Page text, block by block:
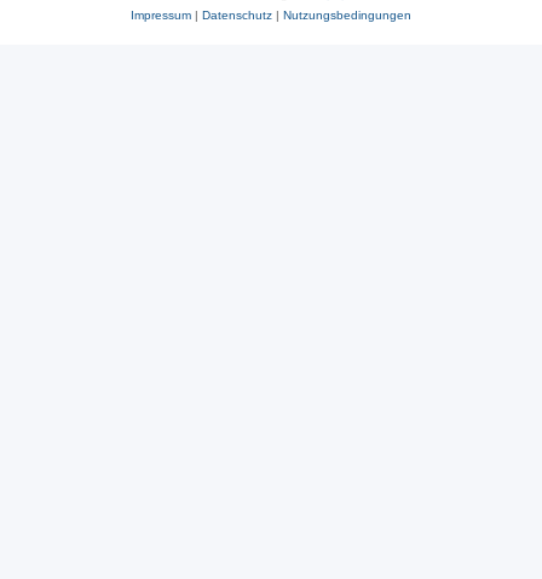
Impressum | Datenschutz | Nutzungsbedingungen